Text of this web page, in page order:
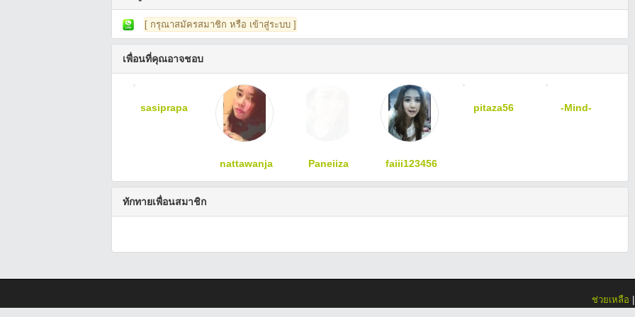
[ กรุณาสมัครสมาชิก หรือ เข้าสู่ระบบ ]
เพื่อนที่คุณอาจชอบ
sasiprapa
nattawanja Paneiiza faiii123456
pitaza56 -Mind-
ทักทายเพื่อนสมาชิก
ช่วยเหลือ